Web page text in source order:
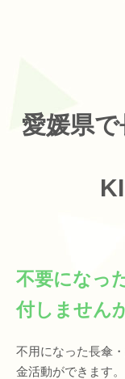
愛媛県
不要になっ
付しません
不用になった長傘
金活動ができます。